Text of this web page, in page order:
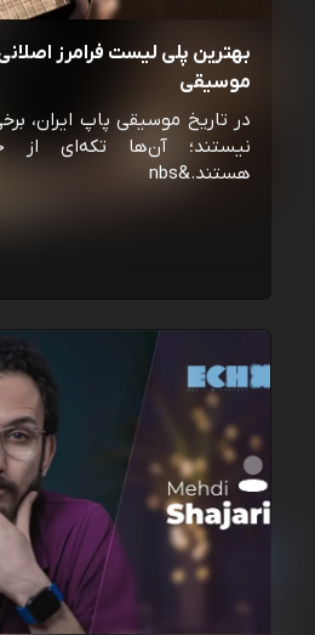
بهترین پلی لیست فرامرز
موسیقی
در تاریخ موسیقی پاپ ایران،
نیستند؛ آن‌ها تکه‌ای
هستند.&nbs